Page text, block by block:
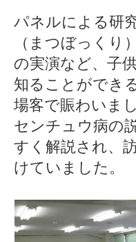
パネルによる研
（まつぼっくり
の実演など、子
知ることができ
場客で賑わいま
センチュウ病の
すく解説され、
けていました。